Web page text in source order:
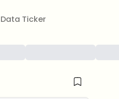
Data Ticker